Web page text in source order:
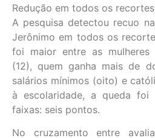
Redução em todos os recortes
A pesquisa detectou recuo
Jerônimo em todos os
foi maior entre as mulheres
(12), quem ganha mais de
salários mínimos (oito) e
à escolaridade, a queda
faixas: seis pontos.
No cruzamento entre